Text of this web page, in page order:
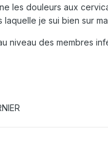
les douleurs aux
laquelle je sui bien sur
niveau des membres